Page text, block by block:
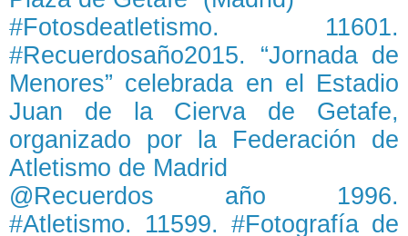
#Fotosdeatletismo. 11601.
#Recuerdosaño2015. “Jornada de
Menores” celebrada en el Estadio
Juan de la Cierva de Getafe,
organizado por la Federación de
Atletismo de Madrid
@Recuerdos año 1996.
#Atletismo. 11599. #Fotografía de